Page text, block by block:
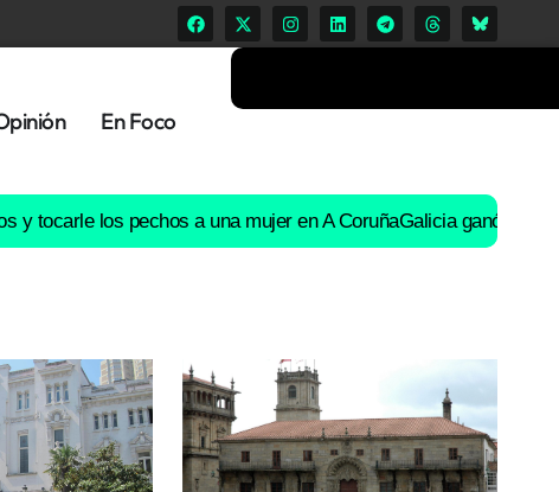
En Foco
los pechos a una mujer en A CoruñaGalicia ganó 15.000